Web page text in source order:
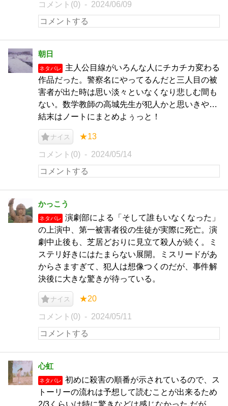
コメント(0) 2024/06/09
朝日
ネタバレ
主人公目線がいろんな人にチカチカ変わる
作品だった。警察名にやってるんだと三人目の被
害者が出た時は思い淡々といなくなり悲しむ間も
ない。数学教師の高城先生が犯人かと思いきや…
結末はノートにまとめよぅっと！
ナイス ★13
コメント(0) 2024/05/14
かっこう
ネタバレ
演劇部による「そして誰もいなくなった」
の上演中、第一被害者役の生徒が実際に死亡。演
劇中止後も、芝居どおりに見立て殺人が続く。ミ
ステリ好きにはたまらない展開。ミスリードがあ
からさますぎて、犯人は想像つくのだが、事件解
決後に大きな驚きが待っている。
ナイス ★20
コメント(0) 2024/05/11
心虹
ネタバレ
初めに殺害の順番が示されているので、ス
トーリーの流れは予想して読むことが出来るため
2/3くらいは特に驚きなどは感じなかった.だが、